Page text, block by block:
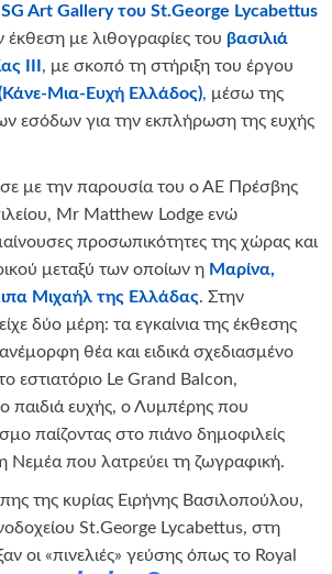
SG Art Gallery του St.George Lycabettus
με λιθογραφίες του βασιλιά
III , με σκοπό τη στήριξη του έργου
Μια-Ευχή Ελλάδος), μέσω της
εσόδων για την εκπλήρωση της ευχής
με την παρουσία του ο ΑΕ Πρέσβης
Mr Matthew Lodge ενώ
προσωπικότητες της χώρας και
μεταξύ των οποίων η Μαρίνα,
Μιχαήλ της Ελλάδας. Στην
δύο μέρη: τα εγκαίνια της έκθεσης
θέα και ειδικά σχεδιασμένο
εστιατόριο Le Grand Balcon,
παιδιά ευχής, ο Λυμπέρης που
παίζοντας στο πιάνο δημοφιλείς
Νεμέα που λατρεύει τη ζωγραφική.
της κυρίας Ειρήνης Βασιλοπούλου,
St.George Lycabettus, στη
οι «πινελιές» γεύσης όπως το Royal